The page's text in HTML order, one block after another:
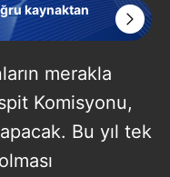
kaynaktan
merakla
Komisyonu,
Bu yıl tek